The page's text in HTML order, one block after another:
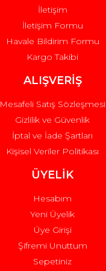
Gönder
İletişim
İletişim Formu
Havale Bildirim Formu
Kargo Takibi
ALIŞVERİŞ
Mesafeli Satış Sözleşmesi
Gizlilik ve Güvenlik
İptal ve İade Şartları
Kişisel Veriler Politikası
ÜYELİK
Hesabım
Yeni Üyelik
Üye Girişi
Şifremi Unuttum
Sepetiniz